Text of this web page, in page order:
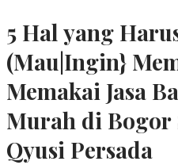
5 Hal yang
(Mau|Ingin}
Memakai Jasa
Murah di Bogor
Qyusi Persada